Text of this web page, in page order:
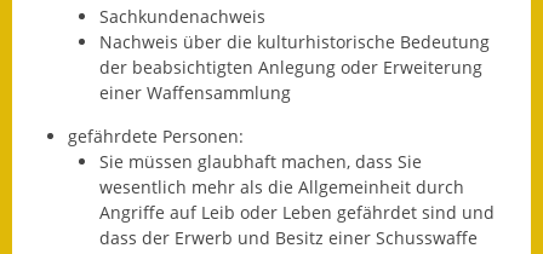
Sachkundenachweis
Nachweis über die kulturhistorische Bedeutung
der beabsichtigten Anlegung oder Erweiterung
einer Waffensammlung
gefährdete Personen:
Sie müssen glaubhaft machen, dass Sie
wesentlich mehr als die Allgemeinheit durch
Angriffe auf Leib oder Leben gefährdet sind und
dass der Erwerb und Besitz einer Schusswaffe